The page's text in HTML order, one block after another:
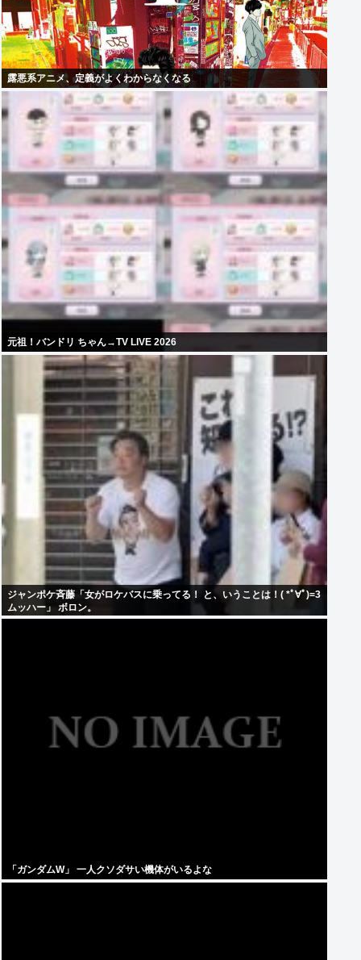
露悪系アニメ、定義がよくわからなくなる
元祖！バンドリ ちゃん→TV LIVE 2026
ジャンポケ斉藤「女がロケバスに乗ってる！ と、いうことは！( *ﾟ∀ﾟ)=3
ムッハー」 ボロン。
「ガンダムW」 一人クソダサい機体がいるよな